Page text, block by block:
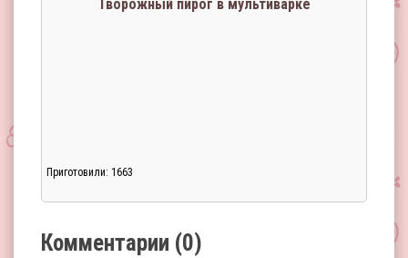
Творожный пирог в мультиварке
Приготовили: 1663
Комментарии (0)